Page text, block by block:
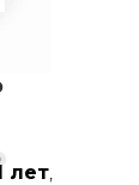
лет